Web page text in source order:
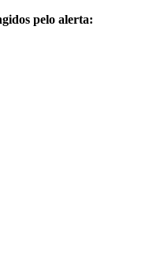
pelo alerta: